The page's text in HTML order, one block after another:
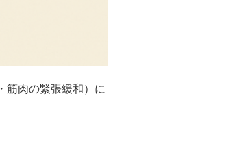
筋肉の緊張緩和）に